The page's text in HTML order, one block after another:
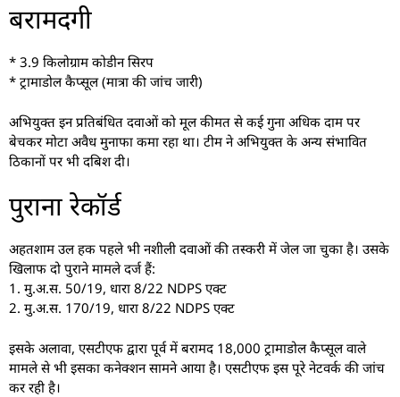
बरामदगी
* 3.9 किलोग्राम कोडीन सिरप
* ट्रामाडोल कैप्सूल (मात्रा की जांच जारी)
अभियुक्त इन प्रतिबंधित दवाओं को मूल कीमत से कई गुना अधिक दाम पर
बेचकर मोटा अवैध मुनाफा कमा रहा था। टीम ने अभियुक्त के अन्य संभावित
ठिकानों पर भी दबिश दी।
पुराना रेकॉर्ड
अहतशाम उल हक पहले भी नशीली दवाओं की तस्करी में जेल जा चुका है। उसके
खिलाफ दो पुराने मामले दर्ज हैं:
1. मु.अ.स. 50/19, धारा 8/22 NDPS एक्ट
2. मु.अ.स. 170/19, धारा 8/22 NDPS एक्ट
इसके अलावा, एसटीएफ द्वारा पूर्व में बरामद 18,000 ट्रामाडोल कैप्सूल वाले
मामले से भी इसका कनेक्शन सामने आया है। एसटीएफ इस पूरे नेटवर्क की जांच
कर रही है।